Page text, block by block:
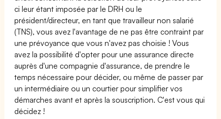
ci leur étant imposée par le DRH ou le
président/directeur, en tant que travailleur non salarié
(TNS), vous avez l'avantage de ne pas être contraint par
une prévoyance que vous n'avez pas choisie ! Vous
avez la possibilité d'opter pour une assurance directe
auprès d'une compagnie d'assurance, de prendre le
temps nécessaire pour décider, ou même de passer par
un intermédiaire ou un courtier pour simplifier vos
démarches avant et après la souscription. C'est vous qui
décidez !